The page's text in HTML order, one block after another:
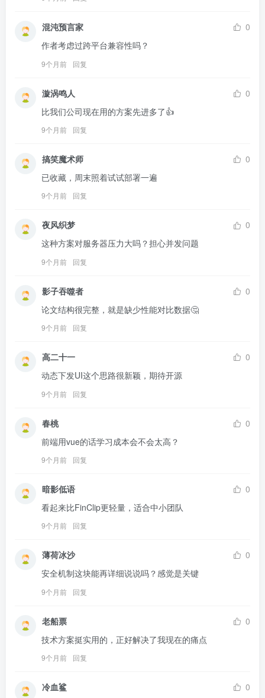
混沌预言家
0
作者考虑过跨平台兼容性吗？
9个月前 回复
漩涡鸣人
0
比我们公司现在用的方案先进多了👍
9个月前 回复
搞笑魔术师
0
已收藏，周末照着试试部署一遍
9个月前 回复
夜风织梦
0
这种方案对服务器压力大吗？担心并发问题
9个月前 回复
影子吞噬者
0
论文结构很完整，就是缺少性能对比数据🤔
9个月前 回复
高二十一
0
动态下发UI这个思路很新颖，期待开源
9个月前 回复
春桃
0
前端用vue的话学习成本会不会太高？
9个月前 回复
暗影低语
0
看起来比FinClip更轻量，适合中小团队
9个月前 回复
薄荷冰沙
0
安全机制这块能再详细说说吗？感觉是关键
9个月前 回复
老船票
0
技术方案挺实用的，正好解决了我现在的痛点
9个月前 回复
冷血鲨
0